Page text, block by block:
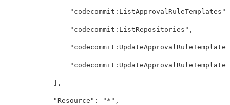
"codecommit:ListApprovalRuleTemplates"
"codecommit:ListRepositories" ,
],
"Resource" : "*" ,